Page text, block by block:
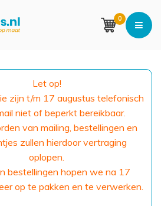
0
Let op!
zijn t/m 17 augustus telefonisch
niet of beperkt bereikbaar.
van mailing, bestellingen en
zullen hierdoor vertraging
oplopen.
bestellingen hopen we na 17
op te pakken en te verwerken.